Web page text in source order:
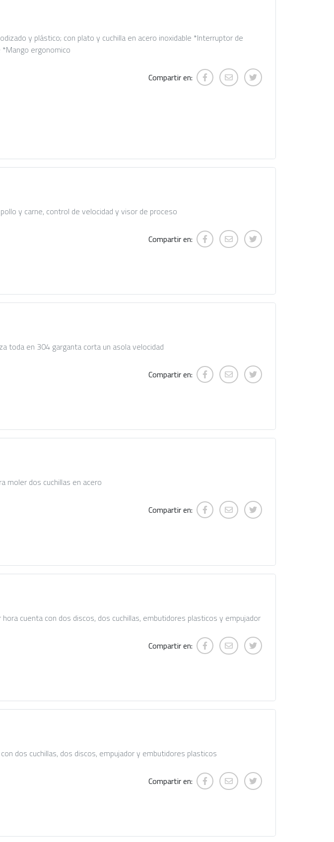
y plástico; con plato y cuchilla en acero inoxidable *Interruptor de
ergonomico
Compartir en:
y carne, control de velocidad y visor de proceso
Compartir en:
toda en 304 garganta corta un asola velocidad
Compartir en:
moler dos cuchillas en acero
Compartir en:
cuenta con dos discos, dos cuchillas, embutidores plasticos y empujador
Compartir en:
dos cuchillas, dos discos, empujador y embutidores plasticos
Compartir en: